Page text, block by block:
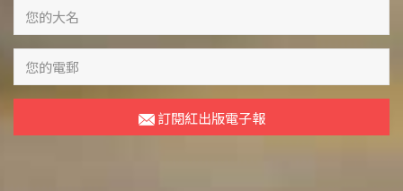
訂閱紅出版電子報